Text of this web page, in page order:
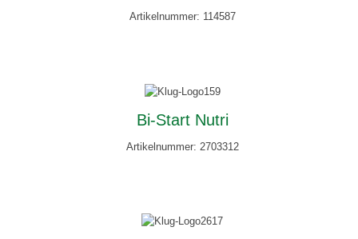
Artikelnummer: 114587
Bi-Start Nutri
Artikelnummer: 2703312